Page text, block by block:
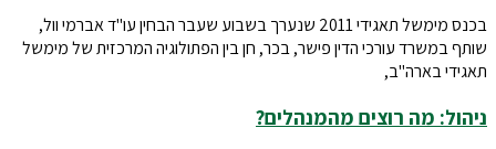
בכנס מימשל תאגידי 2011 שנערך בשבוע שעבר הבחין עו"ד אברמי וול,
שותף במשרד עורכי הדין פישר, בכר, חן בין הפתולוגיה המרכזית של מימשל
תאגידי בארה"ב,
ניהול: מה רוצים מהמנהלים?